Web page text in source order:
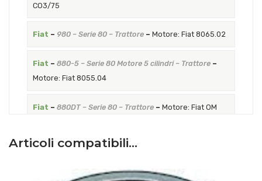
CO3/75
Fiat – 980 – Serie 80 – Trattore– Motore: Fiat 8065.02
Fiat – 880-5 – Serie 80 Motore 5 cilindri – Trattore–
Motore: Fiat 8055.04
Fiat – 880DT – Serie 80 – Trattore– Motore: Fiat OM
880DT-5 – Serie 80 Motore 5 cilindri – Trattore
Articoli compatibili…